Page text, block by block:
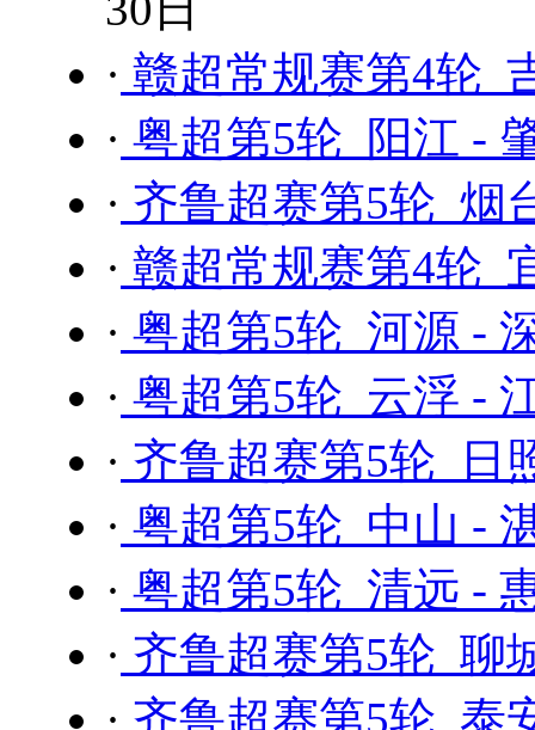
· 赣超常规赛第4轮
· 粤超第5轮 阳江 -
· 齐鲁超赛第5轮 烟
· 赣超常规赛第4轮
· 粤超第5轮 河源 -
· 粤超第5轮 云浮 -
· 齐鲁超赛第5轮 日
· 粤超第5轮 中山 -
· 粤超第5轮 清远 -
· 齐鲁超赛第5轮 聊
· 齐鲁超赛第5轮 泰